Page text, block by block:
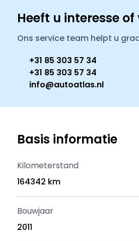
Heeft u interesse
Ons service team helpt u
+31 85 303 57 34
+31 85 303 57 34
info@autoatlas.nl
Basis informatie
Kilometerstand
164342 km
Bouwjaar
2011